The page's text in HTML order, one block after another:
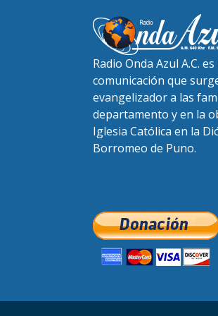
Radio Onda Azul A.C.
comunicación que
evangelizador a las
departamento y en la
Iglesia Católica en la
Borromeo de Puno.